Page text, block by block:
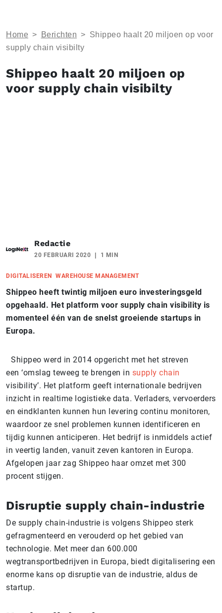
Home > Berichten > Shippeo haalt 20 miljoen op voor
supply chain visibilty
Shippeo haalt 20 miljoen op
voor supply chain visibilty
Redactie
20 FEBRUARI 2020 1 MIN
DIGITALISEREN WAREHOUSE MANAGEMENT
Shippeo heeft twintig miljoen euro investeringsgeld
opgehaald. Het platform voor supply chain visibility is
momenteel één van de snelst groeiende startups in
Europa.
Shippeo werd in 2014 opgericht met het streven
een ‘omslag teweeg te brengen in supply chain
visibility’. Het platform geeft internationale bedrijven
inzicht in realtime logistieke data. Verladers, vervoerders
en eindklanten kunnen hun levering continu monitoren,
waardoor ze snel problemen kunnen identificeren en
tijdig kunnen anticiperen. Het bedrijf is inmiddels actief
in veertig landen, vanuit zeven kantoren in Europa.
Afgelopen jaar zag Shippeo haar omzet met 300
procent stijgen.
Disruptie supply chain-industrie
De supply chain-industrie is volgens Shippeo sterk
gefragmenteerd en verouderd op het gebied van
technologie. Met meer dan 600.000
wegtransportbedrijven in Europa, biedt digitalisering een
enorme kans op disruptie van de industrie, aldus de
startup.